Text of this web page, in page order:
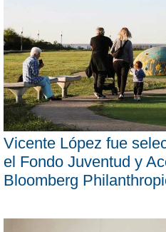
Vicente López fue
el Fondo Juventud y
Bloomberg